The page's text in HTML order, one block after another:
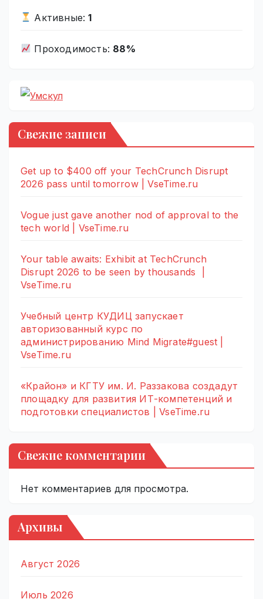
Активные:1
Проходимость: 88%
Свежие записи
Get up to $400 off your TechCrunch Disrupt
2026 pass until tomorrow | VseTime.ru
Vogue just gave another nod of approval to the
tech world | VseTime.ru
Your table awaits: Exhibit at TechCrunch
Disrupt 2026 to be seen by thousands |
VseTime.ru
Учебный центр КУДИЦ запускает
авторизованный курс по
администрированию Mind Migrate#guest |
VseTime.ru
«Крайон» и КГТУ им. И. Раззакова создадут
площадку для развития ИТ-компетенций и
подготовки специалистов | VseTime.ru
Свежие комментарии
Нет комментариев для просмотра.
Архивы
Август 2026
Июль 2026